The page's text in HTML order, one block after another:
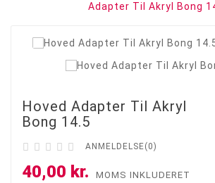
Adapter Til Akryl Bong
Hoved Adapter Til Akryl
Bong 14.5
     ANMELDELSE(0)
40,00 kr. MOMS INKLUDERET